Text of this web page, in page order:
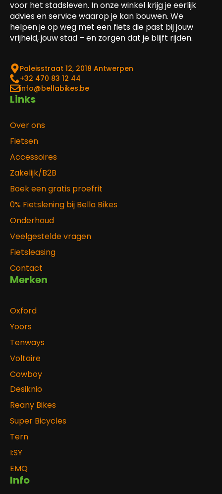
voor het stadsleven. In onze winkel krijg je eerlijk
advies en service waarop je kan bouwen. We
helpen je op weg met een fiets die past bij jouw
vrijheid, jouw stad – en zorgen dat je blijft rijden.
Paleisstraat 12, 2018 Antwerpen
‎+32 470 83 12 44
info@bellabikes.be
Links
Over ons
Fietsen
Accessoires
Zakelijk/B2B
Boek een gratis proefrit
0% Fietslening bij Bella Bikes
Onderhoud
Veelgestelde vragen
Fietsleasing
Contact
Merken
Oxford
Yoors
Tenways
Voltaire
Cowboy
Desiknio
Reany Bikes
Super Bicycles
Tern
I:SY
EMQ
Info